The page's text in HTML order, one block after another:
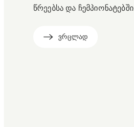
წრეებსა და ჩემპიონატებში.
ვრცლად